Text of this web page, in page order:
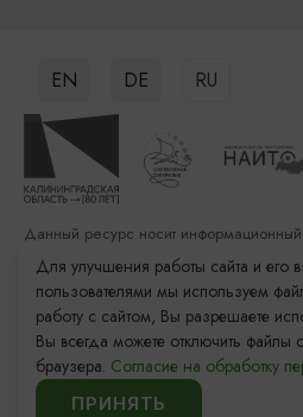
EN DE RU
© 2011–2026 «Туристский
Калининградской области»
Данный ресурс носит
несет ответственности за качество
сторонними организациями
Разработка сайта: «Решение»
Продвижение сайта: Remarka Agency
Для улучшения работы сайта и его
пользователями мы используем
работу с сайтом, Вы разрешаете
Вы всегда можете отключить файлы
браузера. Согласие на обработку
ПРИНЯТЬ